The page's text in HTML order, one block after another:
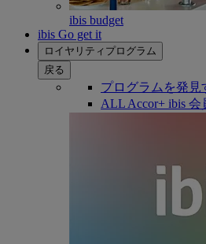
ibis budget
ibis Go get it
ロイヤリティプログラム
戻る
プログラムを発見
ALL Accor+ ibis 会